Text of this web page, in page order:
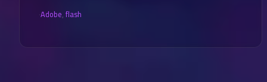
·Adobe,flash